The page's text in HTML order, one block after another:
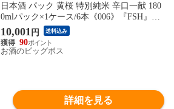
日本酒 パック 黄桜 特別純米 辛口一献 180
0mlパック×1ケース/6本《006》『FSH』
【本州のみ 送料無料】
10,001 円 送料込み
90
お酒のビッグボス
詳細を見る